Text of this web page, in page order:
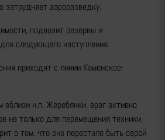
аэроразведку.
подвозит резервы и
следующего наступления.
приходят с линии Каменское-
н.п. Жеребянки, враг активно
не только для перемещения техники,
о том, что оно перестало быть серой